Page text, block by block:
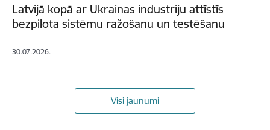
Latvijā kopā ar Ukrainas industriju attīstīs
bezpilota sistēmu ražošanu un testēšanu
30.07.2026.
Visi jaunumi